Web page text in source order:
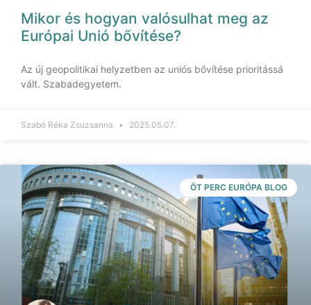
Mikor és hogyan valósulhat meg az
Európai Unió bővítése?
Az új geopolitikai helyzetben az uniós bővítése prioritássá
vált. Szabadegyetem.
Szabó Réka Zsuzsanna 2025.05.07.
ÖT PERC EURÓPA BLOG